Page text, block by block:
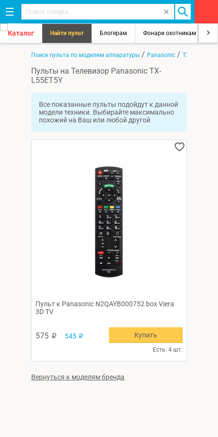
Каталог Найти пульт Блогерам Фонари охотникам
Поиск пульта по моделям аппаратуры / Panasonic / TX-L55ET5Y
Пульты на Телевизор Panasonic TX-
L55ET5Y
Все показанные пульты подойдут к данной
модели техники. Выбирайте максимально
похожий на Ваш или любой другой
Пульт к Panasonic N2QAYB000752 box Viera
3D TV
575 p 545 p
Есть: 4 шт.
Купить
Вернуться к моделям бренда